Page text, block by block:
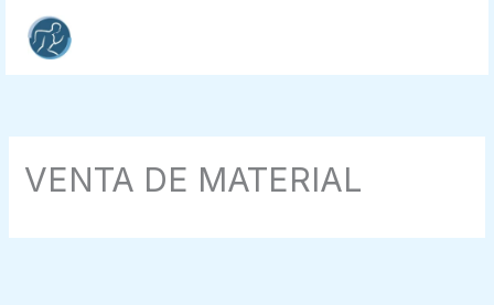
VENTA DE MATERIAL